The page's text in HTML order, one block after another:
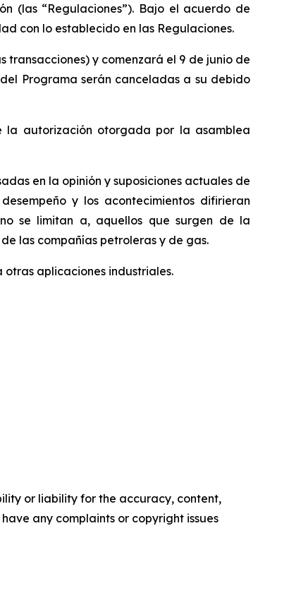
(las “Regulaciones”). Bajo el acuerdo de
con lo establecido en las Regulaciones.
transacciones) y comenzará el 9 de junio de
Programa serán canceladas a su debido
la autorización otorgada por la asamblea
en la opinión y suposiciones actuales de
y los acontecimientos difirieran
se limitan a, aquellos que surgen de la
las compañías petroleras y de gas.
aplicaciones industriales.
or liability for the accuracy, content,
any complaints or copyright issues